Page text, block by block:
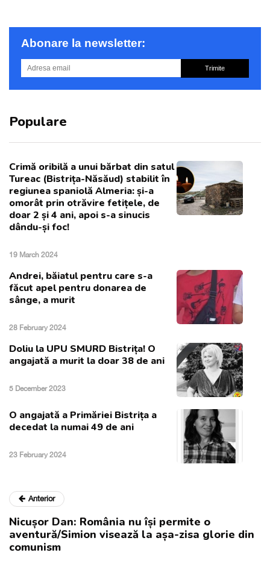
Abonare la newsletter:
Trimite
Populare
Crimă oribilă a unui bărbat din satul
Tureac (Bistrița-Năsăud) stabilit în
regiunea spaniolă Almeria: și-a
omorât prin otrăvire fetițele, de
doar 2 și 4 ani, apoi s-a sinucis
dându-și foc!
19 March 2024
Andrei, băiatul pentru care s-a
făcut apel pentru donarea de
sânge, a murit
28 February 2024
Doliu la UPU SMURD Bistrița! O
angajată a murit la doar 38 de ani
5 December 2023
O angajată a Primăriei Bistrița a
decedat la numai 49 de ani
23 February 2024
Anterior
Nicușor Dan: România nu își permite o
aventură/Simion visează la așa-zisa glorie din
comunism